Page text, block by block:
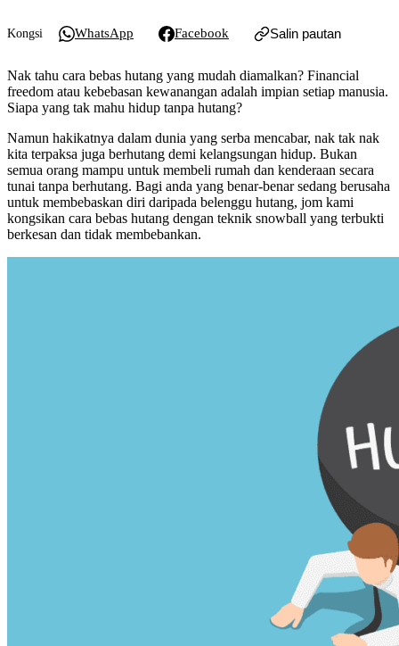
Kongsi WhatsApp Facebook Salin pautan
Nak tahu cara bebas hutang yang mudah diamalkan? Financial
freedom atau kebebasan kewanangan adalah impian setiap manusia.
Siapa yang tak mahu hidup tanpa hutang?
Namun hakikatnya dalam dunia yang serba mencabar, nak tak nak
kita terpaksa juga berhutang demi kelangsungan hidup. Bukan
semua orang mampu untuk membeli rumah dan kenderaan secara
tunai tanpa berhutang. Bagi anda yang benar-benar sedang berusaha
untuk membebaskan diri daripada belenggu hutang, jom kami
kongsikan cara bebas hutang dengan teknik snowball yang terbukti
berkesan dan tidak membebankan.